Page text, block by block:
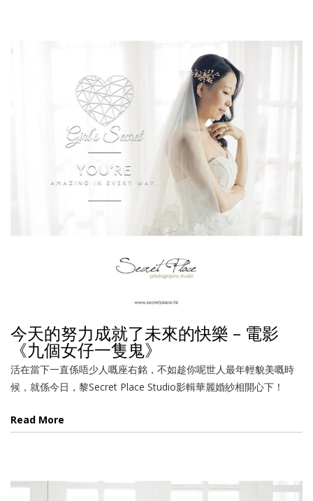
今天的努力成就了未來的快樂 – 電影
《九個女仔一隻鬼》
活在當下一直係唔少人嘅座右銘，不如趁你呢世人最年輕貌美嘅時
候，就係今日，黎Secret Place Studio影輯華麗婚紗相開心下！
Read More